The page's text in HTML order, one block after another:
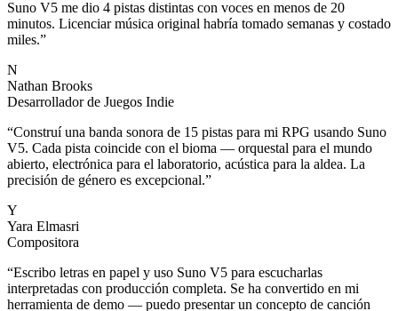
Suno V5 me dio 4 pistas distintas con voces en menos de 20
minutos. Licenciar música original habría tomado semanas y costado
miles.”
N
Nathan Brooks
Desarrollador de Juegos Indie
“Construí una banda sonora de 15 pistas para mi RPG usando Suno
V5. Cada pista coincide con el bioma — orquestal para el mundo
abierto, electrónica para el laboratorio, acústica para la aldea. La
precisión de género es excepcional.”
Y
Yara Elmasri
Compositora
“Escribo letras en papel y uso Suno V5 para escucharlas
interpretadas con producción completa. Se ha convertido en mi
herramienta de demo — puedo presentar un concepto de canción